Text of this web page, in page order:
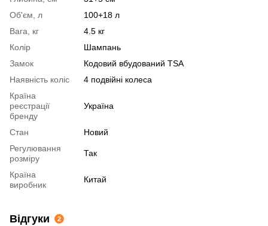
Об'єм, л
100+18 л
Вага, кг
4.5 кг
Колір
Шампань
Замок
Кодовий вбудований TSA
Наявність коліс
4 подвійні колеса
Країна
реєстрації
бренду
Україна
Стан
Новий
Регулювання
розміру
Так
Країна
виробник
Китай
Відгуки 2